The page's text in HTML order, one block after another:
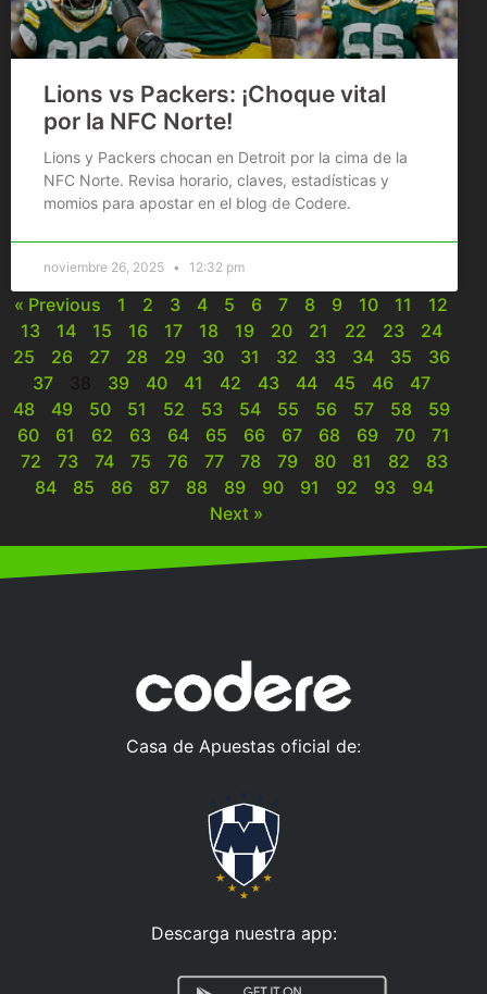
Lions vs Packers: ¡Choque vital
por la NFC Norte!
Lions y Packers chocan en Detroit por la cima de la
NFC Norte. Revisa horario, claves, estadísticas y
momios para apostar en el blog de Codere.
noviembre 26, 2025 12:32 pm
« Previous 1 2 3 4 5 6 7 8 9 10 11
12
13
14 15 16 17 18 19 20 21 22 23
24
25
26 27 28 29 30 31 32 33 34 35
36
37
39 40 41 42 43 44 45 46
47
48
49 50 51 52 53 54 55 56 57 58
59
60
61 62 63 64 65 66 67 68 69 70
71
72
73 74 75 76 77 78 79 80 81 82
83
84
85 86 87 88 89 90 91 92 93
94
Next »
Casa de Apuestas oficial de:
Descarga nuestra app: